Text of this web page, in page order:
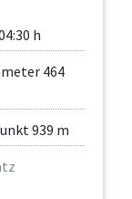
h
464
939 m